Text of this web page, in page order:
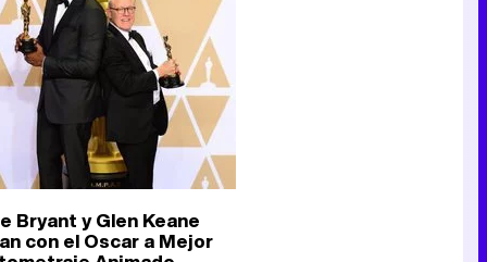
Bryant y Glen Keane
con el Oscar a Mejor